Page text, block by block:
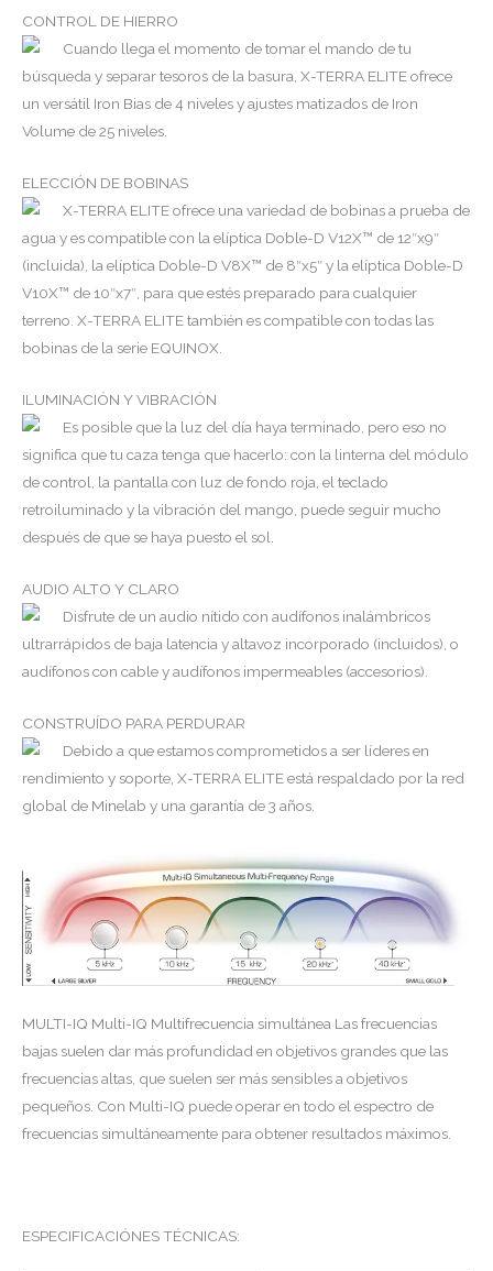
CONTROL DE HIERRO
Cuando llega el momento de tomar el mando de tu
búsqueda y separar tesoros de la basura, X-TERRA ELITE ofrece
un versátil Iron Bias de 4 niveles y ajustes matizados de Iron
Volume de 25 niveles.
ELECCIÓN DE BOBINAS
X-TERRA ELITE ofrece una variedad de bobinas a prueba de
agua y es compatible con la elíptica Doble-D V12X™ de 12″x9″
(incluida), la elíptica Doble-D V8X™ de 8″x5″ y la elíptica Doble-D
V10X™ de 10″x7″, para que estés preparado para cualquier
terreno. X-TERRA ELITE también es compatible con todas las
bobinas de la serie EQUINOX.
ILUMINACIÓN Y VIBRACIÓN
Es posible que la luz del día haya terminado, pero eso no
significa que tu caza tenga que hacerlo: con la linterna del módulo
de control, la pantalla con luz de fondo roja, el teclado
retroiluminado y la vibración del mango, puede seguir mucho
después de que se haya puesto el sol.
AUDIO ALTO Y CLARO
Disfrute de un audio nítido con audífonos inalámbricos
ultrarrápidos de baja latencia y altavoz incorporado (incluidos), o
audífonos con cable y audífonos impermeables (accesorios).
CONSTRUÍDO PARA PERDURAR
Debido a que estamos comprometidos a ser líderes en
rendimiento y soporte, X-TERRA ELITE está respaldado por la red
global de Minelab y una garantía de 3 años.
MULTI-IQ Multi-IQ Multifrecuencia simultánea Las frecuencias
bajas suelen dar más profundidad en objetivos grandes que las
frecuencias altas, que suelen ser más sensibles a objetivos
pequeños. Con Multi-IQ puede operar en todo el espectro de
frecuencias simultáneamente para obtener resultados máximos.
ESPECIFICACIÓNES TÉCNICAS: